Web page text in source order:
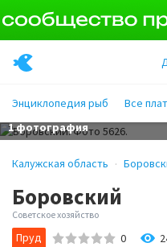
Энциклопедия рыб
Все
1 фотография
Калужская область
Боровский
Советское хозяйство
Пруд 0